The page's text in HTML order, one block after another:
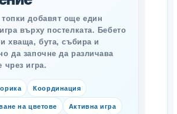
топки добавят още един
върху постелката. Бебето
хваща, бута, събира и
да започне да различава
чрез игра.
Координация
на цветове Активна игра